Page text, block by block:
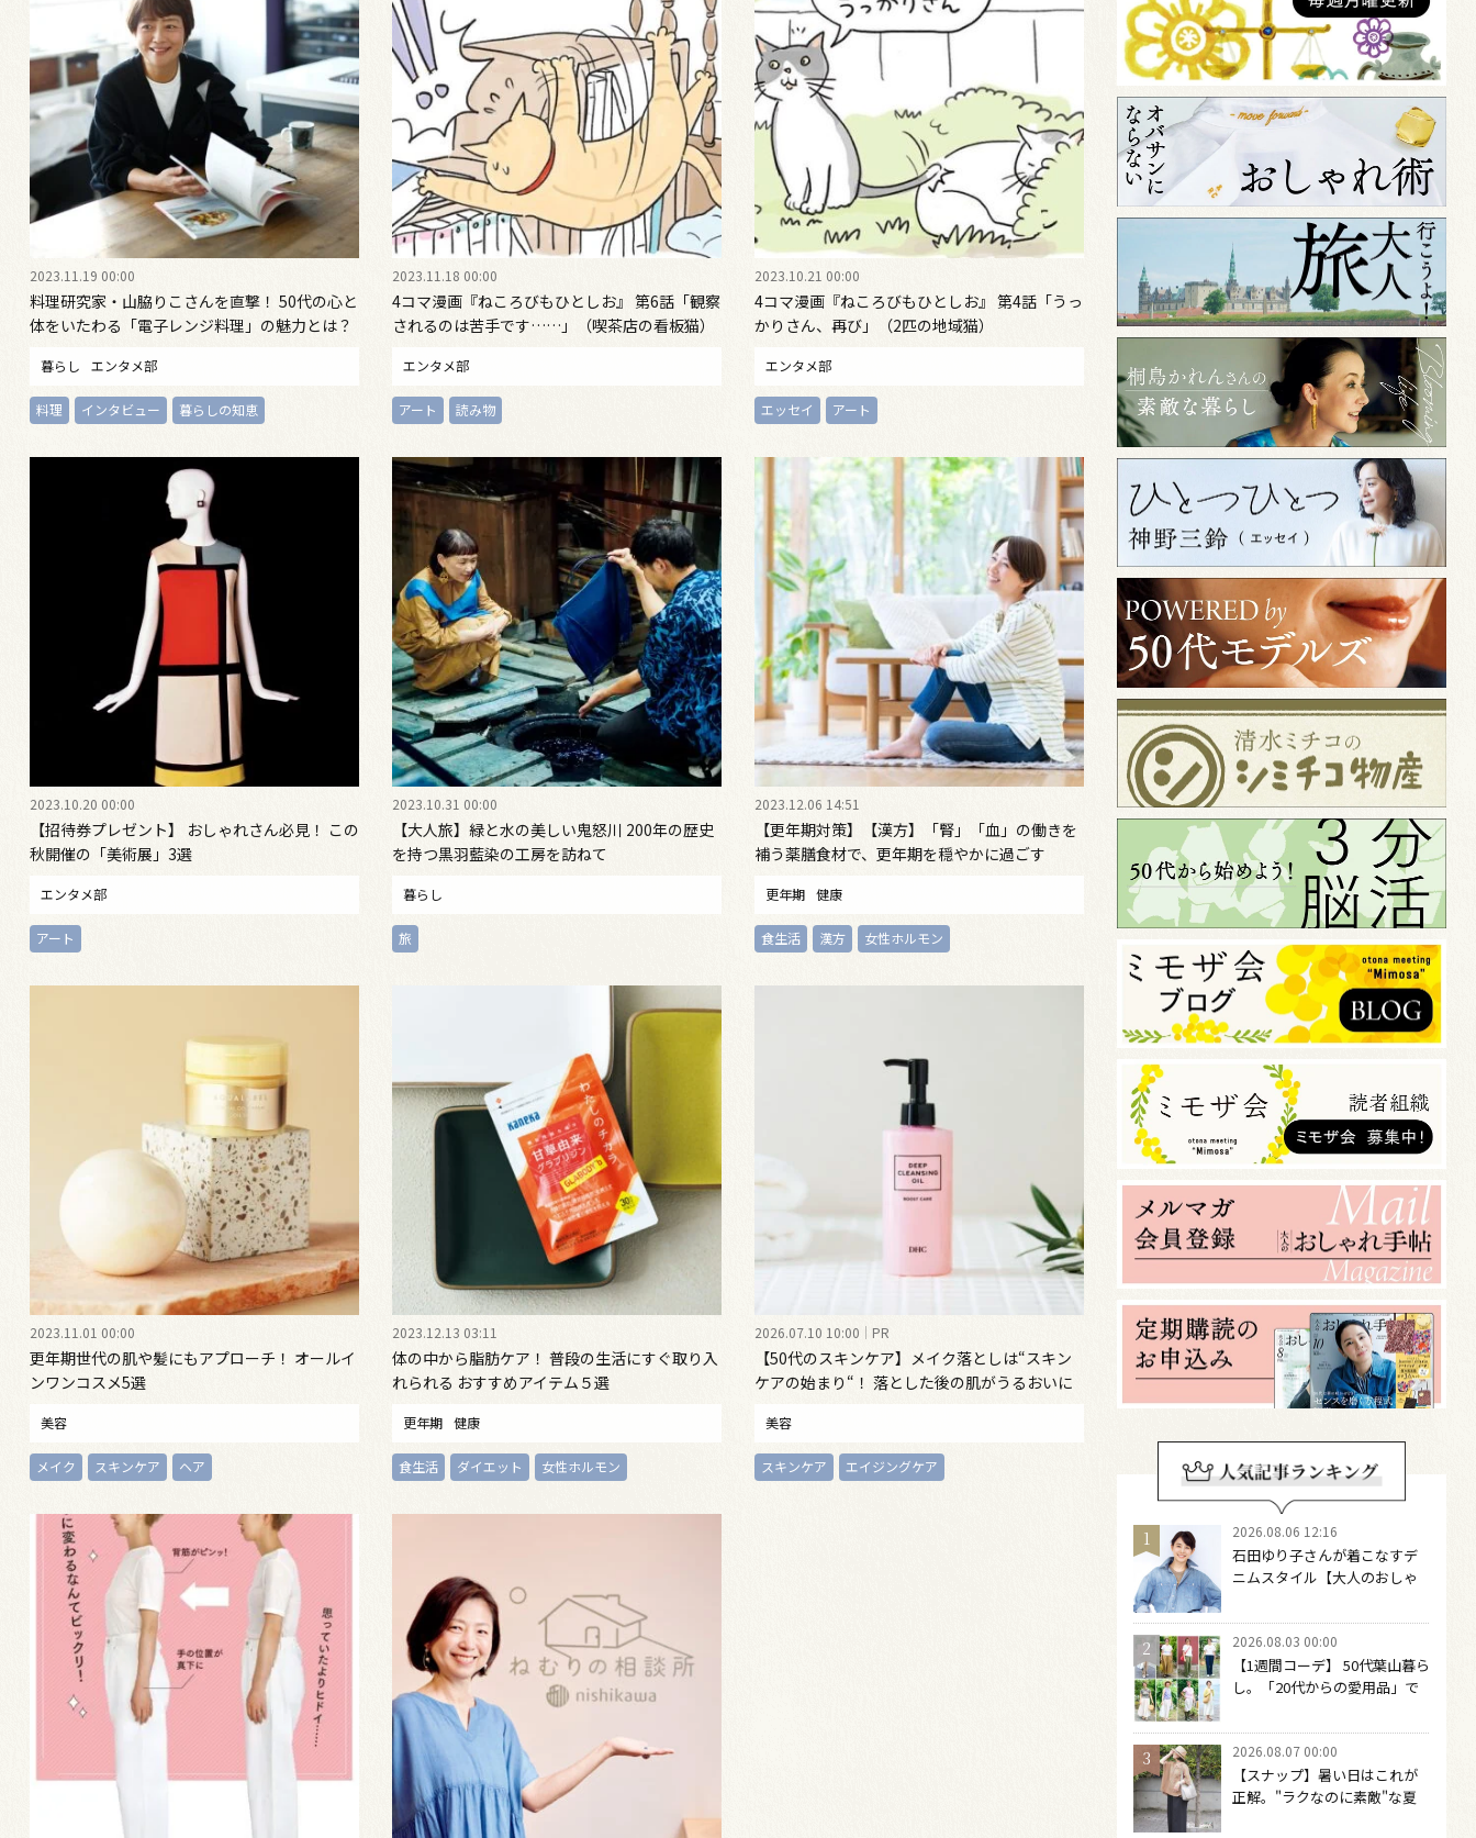
2023.11.19 00:00
料理研究家・山脇りこさんを直撃！ 50代の心と
体をいたわる「電子レンジ料理」の魅力とは？
暮らし エンタメ部
料理 インタビュー 暮らしの知恵
2023.11.18 00:00
4コマ漫画『ねころびもひとしお』 第6話「観察
されるのは苦手です……」（喫茶店の看板猫）
エンタメ部
アート 読み物
2023.10.21 00:00
4コマ漫画『ねころびもひとしお』 第4話「うっ
かりさん、再び」（2匹の地域猫）
エンタメ部
エッセイ アート
2023.10.20 00:00
【招待券プレゼント】 おしゃれさん必見！ この
秋開催の「美術展」3選
エンタメ部
アート
2023.10.31 00:00
【大人旅】緑と水の美しい鬼怒川 200年の歴史
を持つ黒羽藍染の工房を訪ねて
暮らし
旅
2023.12.06 14:51
【更年期対策】【漢方】「腎」「血」の働きを
補う薬膳食材で、更年期を穏やかに過ごす
更年期 健康
食生活 漢方 女性ホルモン
2023.11.01 00:00
更年期世代の肌や髪にもアプローチ！ オールイ
ンワンコスメ5選
美容
メイク スキンケア ヘア
2023.12.13 03:11
体の中から脂肪ケア！ 普段の生活にすぐ取り入
れられる おすすめアイテム５選
更年期 健康
食生活 ダイエット 女性ホルモン
2026.07.10 10:00 PR
【50代のスキンケア】メイク落としは“スキン
ケアの始まり“！ 落とした後の肌がうるおいに
美容
スキンケア エイジングケア
2026.08.06 12:16
石田ゆり子さんが着こなすデ
ニムスタイル【大人のおしゃ
どファッションは自由になる
2026.08.03 00:00
【1週間コーデ】 50代葉山暮ら
し。「20代からの愛用品」で
～ 桐野恵美さん #022 Emi
Kirino～
2026.08.07 00:00
【スナップ】暑い日はこれが
正解。"ラクなのに素敵"な夏